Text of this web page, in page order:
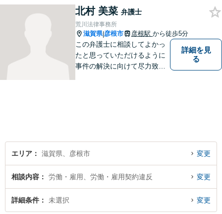
をモットーに、皆様それぞれ
に合った解決を図ってまいり
ます。お気軽にご相談くださ
い。
北村 美菜 弁護士
荒川法律事務所
滋賀県|彦根市 彦根駅 から徒歩5分
この弁護士に相談してよかっ
たと思っていただけるように
事件の解決に向けて尽力致し
詳細を見
る
エリア 滋賀県、彦根市 変更
相談内容 労働・雇用、労働・雇用契約違反 変更
詳細条件 未選択 変更